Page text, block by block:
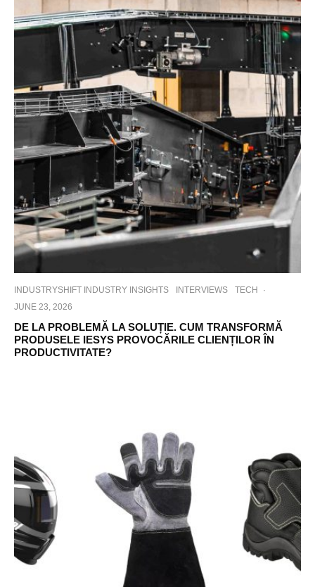
INDUSTRYSHIFT INDUSTRY INSIGHTS INTERVIEWS TECH
·
JUNE 23, 2026
DE LA PROBLEMĂ LA SOLUȚIE. CUM TRANSFORMĂ
PRODUSELE IESYS PROVOCĂRILE CLIENȚILOR ÎN
PRODUCTIVITATE?